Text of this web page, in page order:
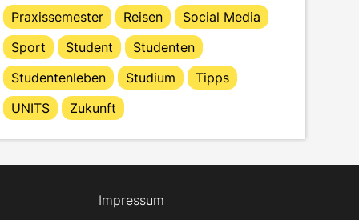
Praxissemester
Reisen
Social Media
Sport
Student
Studenten
Studentenleben
Studium
Tipps
UNITS
Zukunft
Impressum